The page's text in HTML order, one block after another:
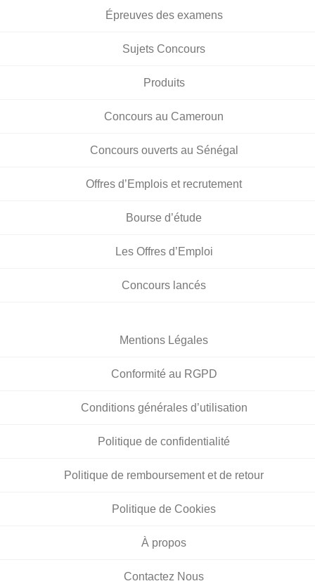
Épreuves des examens
Sujets Concours
Produits
Concours au Cameroun
Concours ouverts au Sénégal
Offres d’Emplois et recrutement
Bourse d’étude
Les Offres d’Emploi
Concours lancés
Mentions Légales
Conformité au RGPD
Conditions générales d’utilisation
Politique de confidentialité
Politique de remboursement et de retour
Politique de Cookies
À propos
Contactez Nous